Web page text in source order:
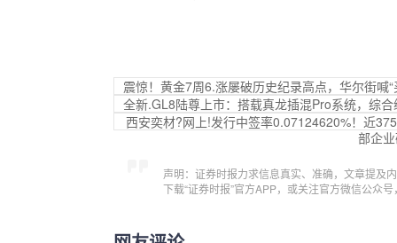
震惊！黄金7周6.涨屡破历史纪录高点，华尔街喊
全新.GL8陆尊上市：搭载真龙插混Pro系统，综
西安奕材?网上!发行中签率0.07124620%！近
部企
声明：证券时报力求信息真实、准确，文章提及
下载“证券时报”官方APP，或关注官方微信公众